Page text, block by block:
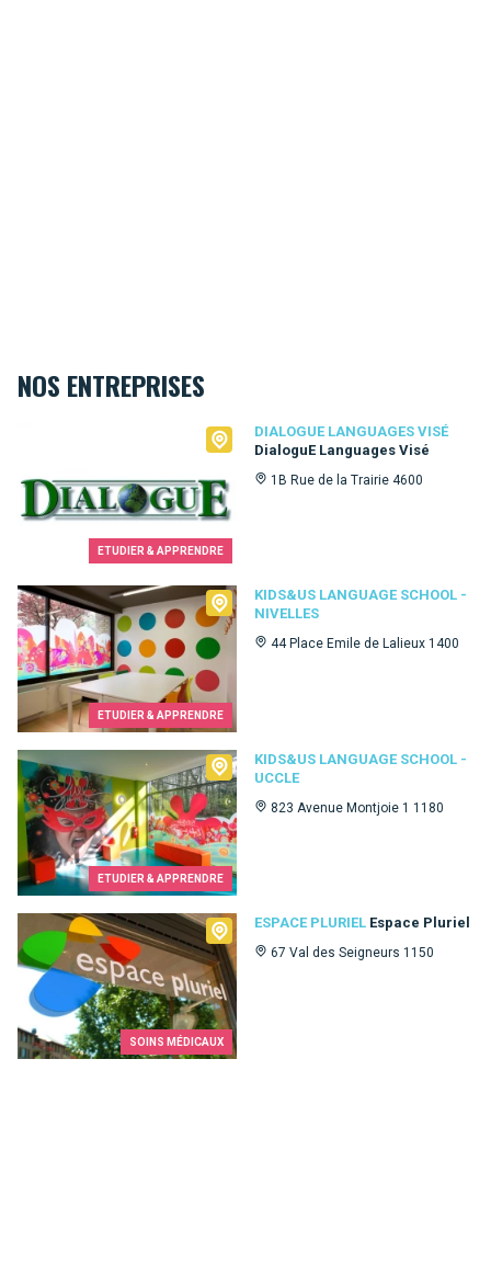
NOS ENTREPRISES
ETUDIER & APPRENDRE
DIALOGUE LANGUAGES VISÉ
DialoguE Languages Visé
1B Rue de la Trairie 4600
Dialogue Languages Visé
ETUDIER & APPRENDRE
KIDS&US LANGUAGE SCHOOL -
NIVELLES
44 Place Emile de Lalieux 1400
Kids&Us language school - Nivelles
ETUDIER & APPRENDRE
KIDS&US LANGUAGE SCHOOL -
UCCLE
823 Avenue Montjoie 1 1180
Kids&Us language school - Uccle
SOINS MÉDICAUX
ESPACE PLURIEL Espace Pluriel
67 Val des Seigneurs 1150
Espace Pluriel